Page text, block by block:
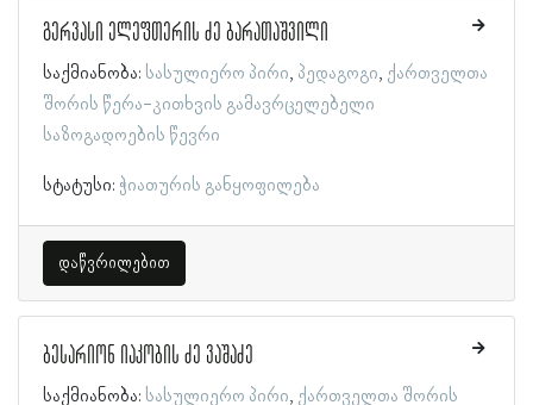
გერვასი ელეფთერის ძე ბარათაშვილი
საქმიანობა: სასულიერო პირი პედაგოგი ქართველთა
შორის წერა-კითხვის გამავრცელებელი
საზოგადოების წევრი
სტატუსი: ჭიათურის განყოფილება
დაწვრილებით
ბესარიონ იაკობის ძე ვაშაძე
საქმიანობა: სასულიერო პირი ქართველთა შორის